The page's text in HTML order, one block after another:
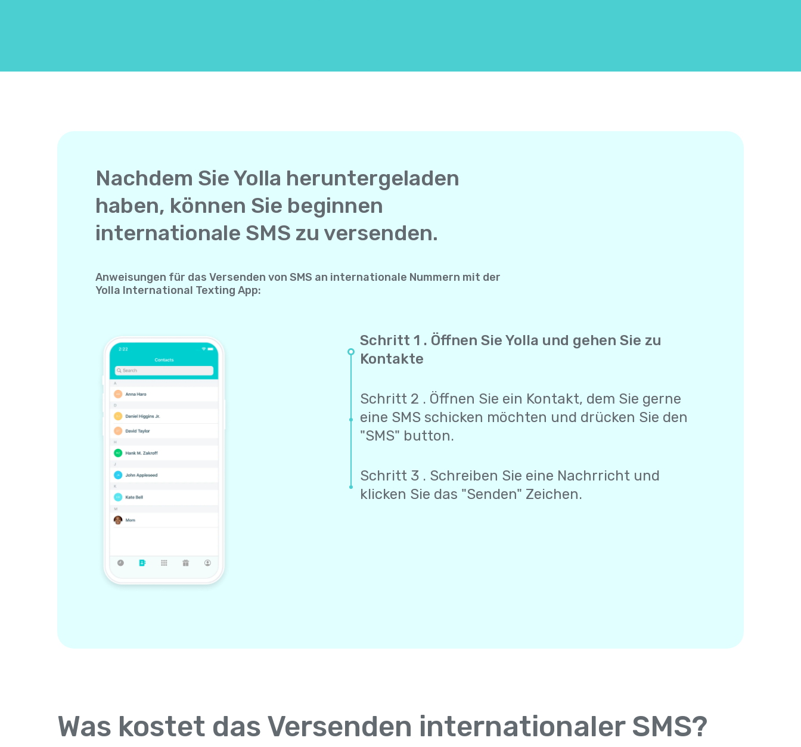
Nachdem Sie Yolla heruntergeladen
haben, können Sie beginnen
internationale SMS zu versenden.
Anweisungen für das Versenden von SMS an internationale Nummern mit der
Yolla International Texting App:
Schritt 1 . Öffnen Sie Yolla und gehen Sie zu
Kontakte
Schritt 2 . Öffnen Sie ein Kontakt, dem Sie gerne
eine SMS schicken möchten und drücken Sie den
"SMS" button.
Schritt 3 . Schreiben Sie eine Nachrricht und
klicken Sie das "Senden" Zeichen.
Was kostet das Versenden internationaler SMS?